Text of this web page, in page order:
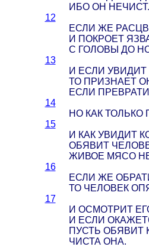
ИБО ОН НЕЧИСТ.
12
ЕСЛИ ЖЕ
И ПОКРОЕТ
С ГОЛОВЫ ДО
13
И ЕСЛИ
ТО ПРИЗНАЕТ
ЕСЛИ
14
НО КАК
15
И КАК УВИДИТ
ОБЯВИТ
ЖИВОЕ МЯСО
16
ЕСЛИ ЖЕ
ТО ЧЕЛОВЕК
17
И ОСМОТРИТ
И ЕСЛИ
ПУСТЬ ОБЯВИТ
ЧИСТА ОНА.